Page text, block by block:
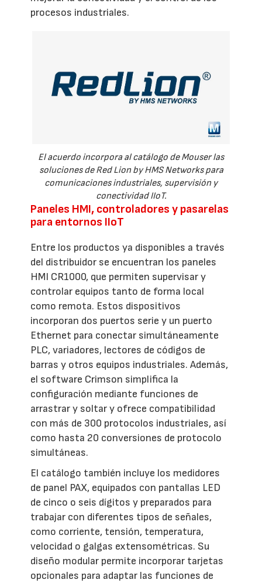
procesos industriales.
El acuerdo incorpora al catálogo de Mouser las
soluciones de Red Lion by HMS Networks para
comunicaciones industriales, supervisión y
conectividad IIoT.
Paneles HMI, controladores y pasarelas
para entornos IIoT
Entre los productos ya disponibles a través
del distribuidor se encuentran los paneles
HMI CR1000, que permiten supervisar y
controlar equipos tanto de forma local
como remota. Estos dispositivos
incorporan dos puertos serie y un puerto
Ethernet para conectar simultáneamente
PLC, variadores, lectores de códigos de
barras y otros equipos industriales. Además,
el software Crimson simplifica la
configuración mediante funciones de
arrastrar y soltar y ofrece compatibilidad
con más de 300 protocolos industriales, así
como hasta 20 conversiones de protocolo
simultáneas.
El catálogo también incluye los medidores
de panel PAX, equipados con pantallas LED
de cinco o seis dígitos y preparados para
trabajar con diferentes tipos de señales,
como corriente, tensión, temperatura,
velocidad o galgas extensométricas. Su
diseño modular permite incorporar tarjetas
opcionales para adaptar las funciones de